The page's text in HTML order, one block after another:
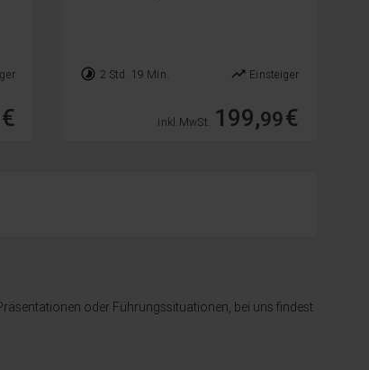
€
timelapse 2 Std. 19 Min. trending_up Einsteiger
inkl. MwSt. 199,99€
oder Führungssituationen, bei uns findest